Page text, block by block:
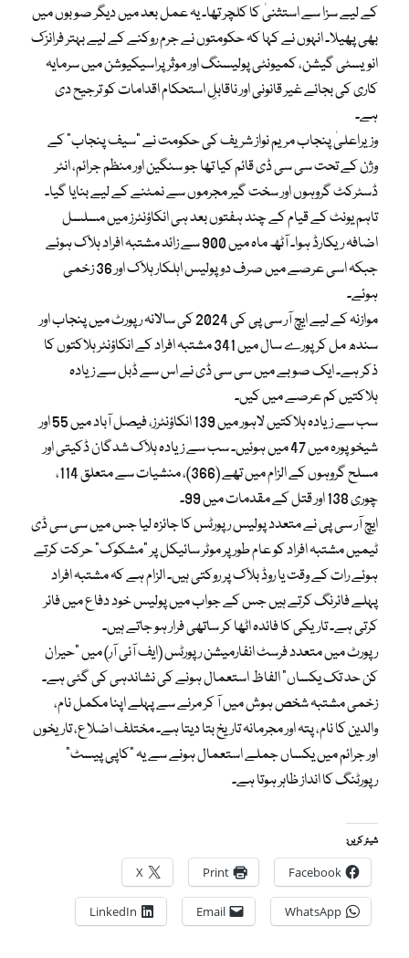
کے لیے سزا سے استثنیٰ کا کلچر تھا۔ یہ عمل بعد میں دیگر صوبوں میں
بھی پھیلا۔ انہوں نے کہا کہ حکومتوں نے جرم روکنے کے لیے بہتر فرانزک
انویسٹی گیشن، کمیونٹی پولیسنگ اور موثر پراسیکیوشن میں سرمایہ
کاری کی بجائے غیر قانونی اور ناقابلِ استحکام اقدامات کو ترجیح دی
ہے۔
وزیراعلیٰ پنجاب مریم نواز شریف کی حکومت نے “سیف پنجاب” کے
وژن کے تحت سی سی ڈی قائم کیا تھا جو سنگین اور منظم جرائم، انٹر
ڈسٹرکٹ گروہوں اور سخت گیر مجرموں سے نمٹنے کے لیے بنایا گیا۔
تاہم یونٹ کے قیام کے چند ہفتوں بعد ہی انکاؤنٹرز میں مسلسل
اضافہ ریکارڈ ہوا۔ آٹھ ماہ میں 900 سے زائد مشتبہ افراد ہلاک ہوئے
جبکہ اسی عرصے میں صرف دو پولیس اہلکار ہلاک اور 36 زخمی
ہوئے۔
موازنہ کے لیے ایچ آر سی پی کی 2024 کی سالانہ رپورٹ میں پنجاب اور
سندھ مل کر پورے سال میں 341 مشتبہ افراد کے انکاؤنٹر ہلاکتوں کا
ذکر ہے۔ ایک صوبے میں سی سی ڈی نے اس سے ڈبل سے زیادہ
ہلاکتیں کم عرصے میں کیں۔
سب سے زیادہ ہلاکتیں لاہور میں 139 انکاؤنٹرز، فیصل آباد میں 55 اور
شیخوپورہ میں 47 میں ہوئیں۔ سب سے زیادہ ہلاک شدگان ڈکیتی اور
مسلح گروہوں کے الزام میں تھے (366)، منشیات سے متعلق 114،
چوری 138 اور قتل کے مقدمات میں 99۔
ایچ آر سی پی نے متعدد پولیس رپورٹس کا جائزہ لیا جس میں سی سی ڈی
ٹیمیں مشتبہ افراد کو عام طور پر موٹر سائیکل پر “مشکوک” حرکت کرتے
ہوئے رات کے وقت یا روڈ بلاک پر روکتی ہیں۔ الزام ہے کہ مشتبہ افراد
پہلے فائرنگ کرتے ہیں جس کے جواب میں پولیس خود دفاع میں فائر
کرتی ہے۔ تاریکی کا فائدہ اٹھا کر ساتھی فرار ہو جاتے ہیں۔
رپورٹ میں متعدد فرسٹ انفارمیشن رپورٹس (ایف آئی آر) میں “حیران
کن حد تک یکساں” الفاظ استعمال ہونے کی نشاندہی کی گئی ہے۔
زخمی مشتبہ شخص ہوش میں آ کر مرنے سے پہلے اپنا مکمل نام،
والدین کا نام، پتہ اور مجرمانہ تاریخ بتا دیتا ہے۔ مختلف اضلاع، تاریخوں
اور جرائم میں یکساں جملے استعمال ہونے سے یہ “کاپی پیسٹ”
رپورٹنگ کا انداز ظاہر ہوتا ہے۔
شیئر کریں:
Facebook
Print
X
WhatsApp
Email
LinkedIn